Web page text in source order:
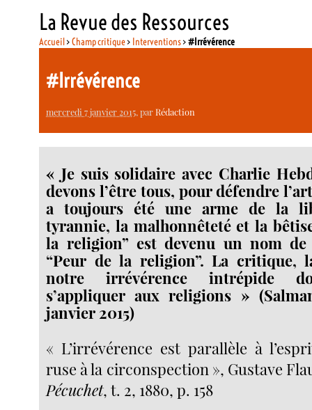
La Revue des Ressources
Accueil>Champ critique> Interventions>#Irrévérence
#Irrévérence
mercredi 7 janvier 2015, parRédaction
« Je suis solidaire avec Charlie
devons l’être tous, pour défendre
a toujours été une arme de la
tyrannie, la malhonnêteté et la
la religion” est devenu un nom
“Peur de la religion”. La critique,
notre irrévérence intrépide
s’appliquer aux religions »
janvier 2015)
« L’irrévérence est parallèle à
ruse à la circonspection », Gustave
Pécuchet, t. 2, 1880, p. 158